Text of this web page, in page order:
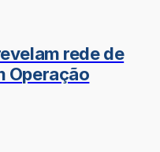
rede de
Operação